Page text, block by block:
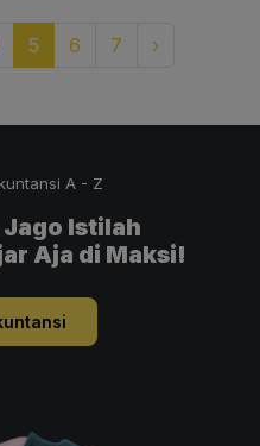
5 6 7 ›
A - Z
Istilah
Aja di Maksi!